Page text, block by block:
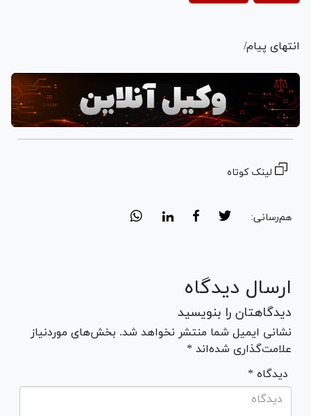
انتهای پیام/
لینک کوتاه
هم‌رسانی:
ارسال دیدگاه
دیدگاهتان را بنویسید
نشانی ایمیل شما منتشر نخواهد شد. بخش‌های موردنیاز
علامت‌گذاری شده‌اند *
* دیدگاه